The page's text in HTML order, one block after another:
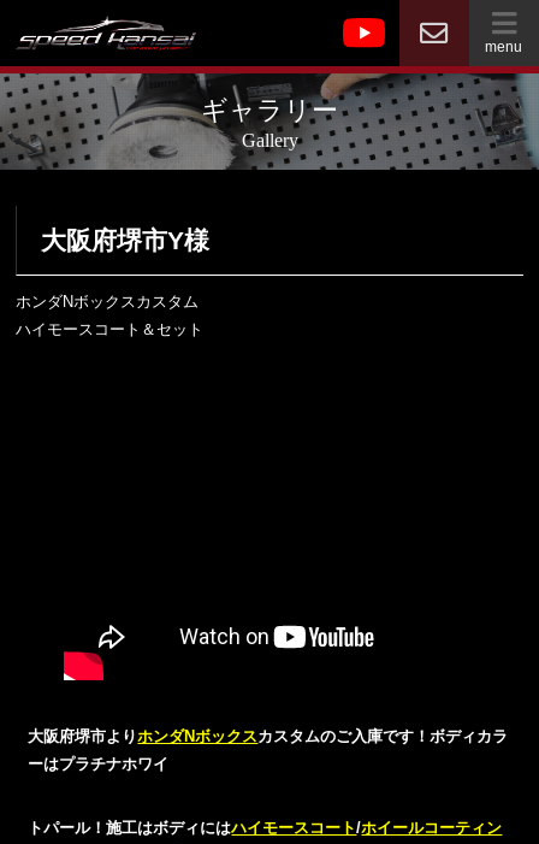
menu
ギャラリー
Gallery
大阪府堺市Y様
ホンダNボックスカスタム
ハイモースコート＆セット
大阪府堺市よりホンダNボックスカスタムのご入庫です！ボディカラ
ーはプラチナホワイ
トパール！施工はボディにはハイモースコート/ホイールコーティン